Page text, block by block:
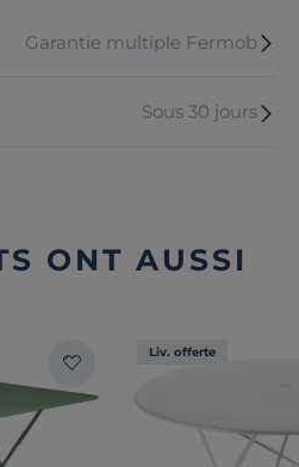
Garantie multiple Fermob
Sous 30 jours
ONT AUSSI
Liv. offerte